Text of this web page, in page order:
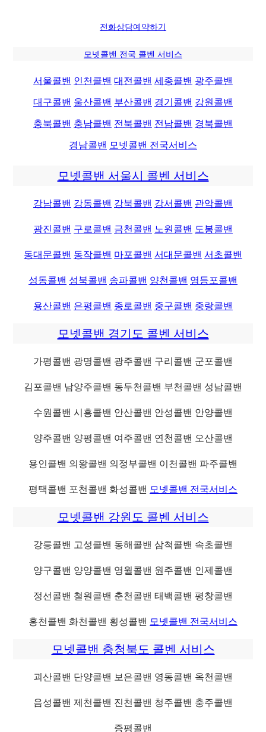
전화상담예약하기
모넷콜밴 전국 콜벤 서비스
서울콜밴 인천콜밴 대전콜밴 세종콜밴 광주콜밴
대구콜밴 울산콜밴 부산콜밴 경기콜밴 강원콜밴
충북콜밴 충남콜밴 전북콜밴 전남콜밴 경북콜밴
경남콜밴 모넷콜밴 전국서비스
모넷콜밴 서울시 콜벤 서비스
강남콜밴 강동콜밴 강북콜밴 강서콜밴 관악콜밴
광진콜밴 구로콜밴 금천콜밴 노원콜밴 도봉콜밴
동대문콜밴 동작콜밴 마포콜밴 서대문콜밴 서초콜밴
성동콜밴 성북콜밴 송파콜밴 양천콜밴 영등포콜밴
용산콜밴 은평콜밴 종로콜밴 중구콜밴 중랑콜밴
모넷콜밴 경기도 콜벤 서비스
가평콜밴 광명콜밴 광주콜밴 구리콜밴 군포콜밴
김포콜밴 남양주콜밴 동두천콜밴 부천콜밴 성남콜밴
수원콜밴 시흥콜밴 안산콜밴 안성콜밴 안양콜밴
양주콜밴 양평콜밴 여주콜밴 연천콜밴 오산콜밴
용인콜밴 의왕콜밴 의정부콜밴 이천콜밴 파주콜밴
평택콜밴 포천콜밴 화성콜밴 모넷콜밴 전국서비스
모넷콜밴 강원도 콜벤 서비스
강릉콜밴 고성콜밴 동해콜밴 삼척콜밴 속초콜밴
양구콜밴 양양콜밴 영월콜밴 원주콜밴 인제콜밴
정선콜밴 철원콜밴 춘천콜밴 태백콜밴 평창콜밴
홍천콜밴 화천콜밴 횡성콜밴 모넷콜밴 전국서비스
모넷콜밴 충청북도 콜벤 서비스
괴산콜밴 단양콜밴 보은콜밴 영동콜밴 옥천콜밴
음성콜밴 제천콜밴 진천콜밴 청주콜밴 충주콜밴
증평콜밴